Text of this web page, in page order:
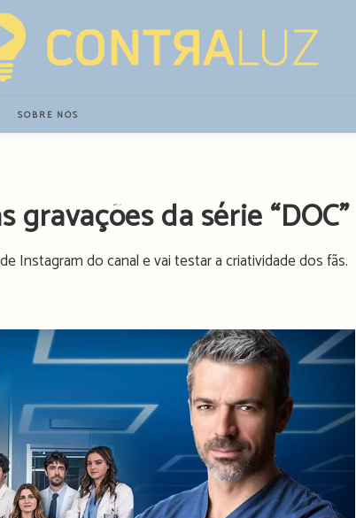
SOBRE NÓS
da série “DOC”
Instagram do canal e vai testar a criatividade dos fãs.